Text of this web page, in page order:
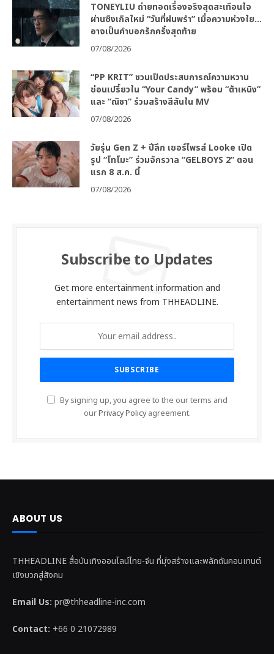
TONEYLIU ถ่ายทอดเรื่องจริงสุดสะเทือนใจ
ผ่านซิงเกิลใหม่ “วันที่ฝนพรำ” เมื่อความห่วงใย…
อาจเป็นคำบอกรักครั้งสุดท้าย
07/08/2026
“PP KRIT” ชวนเปิดประสบการณ์ความหวาน
ซ่อนเปรี้ยวใน “Your Candy” พร้อม “ต้าเหนิง”
และ “ณิชา” ร่วมสร้างสีสันใน MV
07/08/2026
วัยรุ่น Gen Z + ปีลึก เซอร์ไพรส์ Looke เปิด
รูป “โทโมะ” ร่วมจักรวาล “GELBOYS 2” ตอน
แรก 8 ส.ค. นี้
07/08/2026
Subscribe to Updates
Get more entertainment information and
entertainment news from THHEADLINE.
By signing up, you agree to the our terms and
ourPrivacy Policyagreement.
ABOUT US
THHEADLINE สื่อบันเทิงออนไลน์ไทย-จีน ที่มุ่งสร้างและพลักดันคอนเทนต์
เชิงบวกสู่สังคม
Email Us: pr@thheadline-inc.com
Contact: +66 0 21072989